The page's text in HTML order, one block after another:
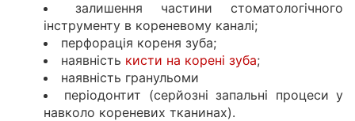
залишення частини стоматологічного
інструменту в кореневому каналі;
перфорація кореня зуба;
наявність кисти на корені зуба;
наявність гранульоми
періодонтит (серйозні запальні процеси у
навколо кореневих тканинах).